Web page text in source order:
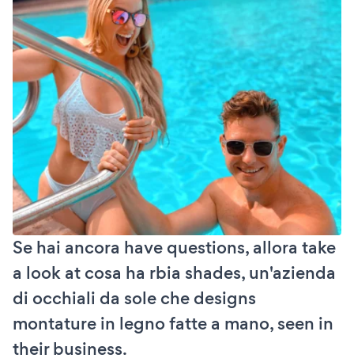
Se hai ancora have questions, allora take
a look at cosa ha rbia shades, un'azienda
di occhiali da sole che designs
montature in legno fatte a mano, seen in
their business.